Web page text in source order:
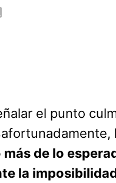
el punto
de lo
la